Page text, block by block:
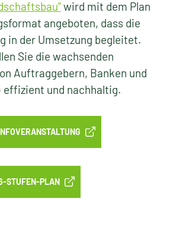
wird mit dem Plan
angeboten, dass die
in der Umsetzung begleitet.
Sie die wachsenden
Auftraggebern, Banken und
effizient und nachhaltig.
STUFEN-PLAN